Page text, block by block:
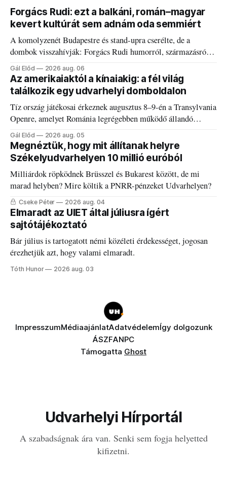
Forgács Rudi: ezt a balkáni, román–magyar
kevert kultúrát sem adnám oda semmiért
A komolyzenét Budapestre és stand-upra cserélte, de a
dombok visszahívják: Forgács Rudi humorról, származásról
és határokról.
Gál Előd 2026 aug. 06
Az amerikaiaktól a kínaiakig: a fél világ
találkozik egy udvarhelyi domboldalon
Tíz ország játékosai érkeznek augusztus 8–9-én a Transylvania
Openre, amelyet Románia legrégebben működő állandó
discgolfpályáján rendeznek meg.
Gál Előd 2026 aug. 05
Megnéztük, hogy mit állítanak helyre
Székelyudvarhelyen 10 millió euróból
Milliárdok röpködnek Brüsszel és Bukarest között, de mi
marad helyben? Mire költik a PNRR-pénzeket Udvarhelyen?
Cseke Péter 2026 aug. 04
Elmaradt az UIET által júliusra ígért
sajtótájékoztató
Bár július is tartogatott némi közéleti érdekességet, jogosan
érezhetjük azt, hogy valami elmaradt.
Tóth Hunor 2026 aug. 03
ImpresszumMédiaajánlatAdatvédelemÍgy dolgozunk
ÁSZFANPC
Támogatta Ghost
Udvarhelyi Hírportál
A szabadságnak ára van. Senki sem fogja helyetted
kifizetni.